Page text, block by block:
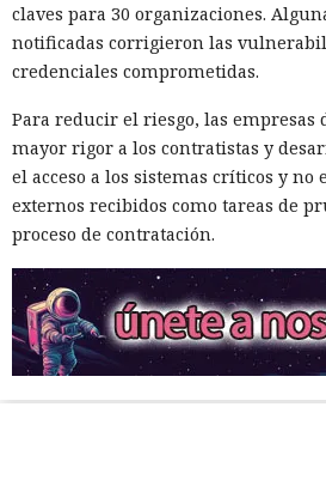
claves para 30 organizaciones.
notificadas corrigieron las
credenciales comprometidas.
Para reducir el riesgo, las
mayor rigor a los contratistas y
el acceso a los sistemas críticos y no
externos recibidos como tareas de
proceso de contratación.